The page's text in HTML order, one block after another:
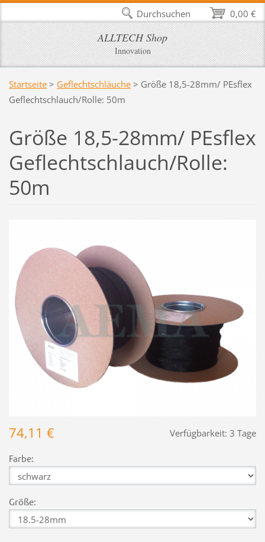
ALLTECH Shop
Innovation
Startseite > Geflechtschläuche > Größe 18,5-28mm/ PEsflex
Geflechtschlauch/Rolle: 50m
Größe 18,5-28mm/ PEsflex
Geflechtschlauch/Rolle:
50m
Verfügbarkeit: 3 Tage
74,11 €
Farbe:
Größe:
0,00 €
Durchsuchen